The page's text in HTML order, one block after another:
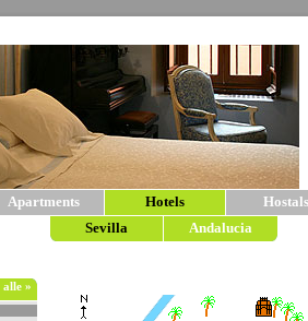
Apartments Hotels
Hostals
Sevilla
Andalucia
alle »